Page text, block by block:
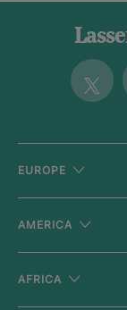
Twitter
EUROPE
AMERICA
AFRICA